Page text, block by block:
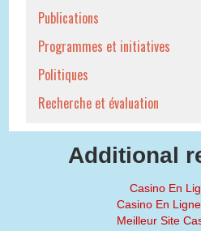
Publications
Programmes et initiatives
Politiques
Recherche et évaluation
Additional
Casino En
Casino En
Meilleur Site